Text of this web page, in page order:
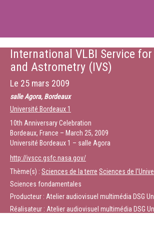
International VLBI Service for
and Astrometry (IVS)
Le 25 mars 2009
salle Agora, Bordeaux
Université Bordeaux 1
10th Anniversary Celebration
Bordeaux, France – March 25, 2009
Université Bordeaux 1 – salle Agora
http://ivscc.gsfc.nasa.gov/
Thème(s) : Sciences de la terre Sciences de
Sciences fondamentales
Producteur : Atelier audiovisuel multimédia DSG
Réalisateur : Atelier audiovisuel multimédia DSG